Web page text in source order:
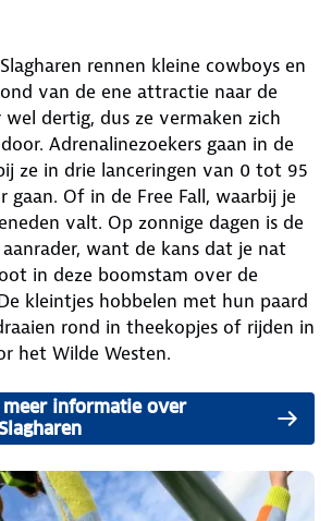
rennen kleine cowboys en
van de ene attractie naar de
wel dertig, dus ze vermaken zich
Adrenalinezoekers gaan in de
ze in drie lanceringen van 0 tot 95
gaan. Of in de Free Fall, waarbij je
valt. Op zonnige dagen is de
aanrader, want de kans dat je nat
in deze boomstam over de
kleintjes hobbelen met hun paard
rond in theekopjes of rijden in
het Wilde Westen.
informatie over